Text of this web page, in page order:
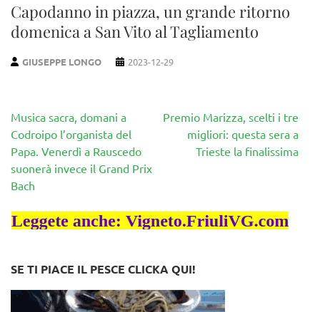
Capodanno in piazza, un grande ritorno
domenica a San Vito al Tagliamento
GIUSEPPE LONGO 2023-12-29
Navigazione
articoli
Musica sacra, domani a
Codroipo l’organista del
Papa. Venerdì a Rauscedo
suonerà invece il Grand Prix
Bach
Premio Marizza, scelti i tre
migliori: questa sera a
Trieste la finalissima
SE TI PIACE IL PESCE CLICKA QUI!